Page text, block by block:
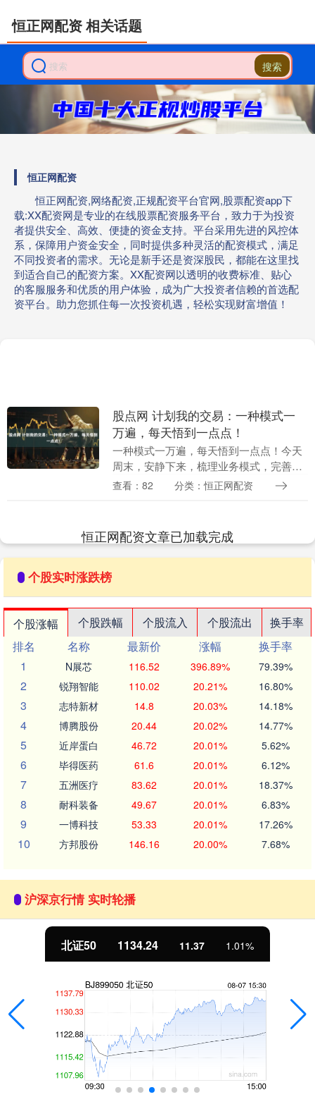
搜索
恒正网配资
恒正网配资,网络配资,正规配资平台官网,股票配资app下
载:XX配资网是专业的在线股票配资服务平台，致力于为投资
者提供安全、高效、便捷的资金支持。平台采用先进的风控体
系，保障用户资金安全，同时提供多种灵活的配资模式，满足
不同投资者的需求。无论是新手还是资深股民，都能在这里找
到适合自己的配资方案。XX配资网以透明的收费标准、贴心
的客服服务和优质的用户体验，成为广大投资者信赖的首选配
资平台。助力您抓住每一次投资机遇，轻松实现财富增值！
恒正网配资 相关话题
股点网 计划我的交易：一种模式一
万遍，每天悟到一点点！
一种模式一万遍，每天悟到一点点！今天
周末，安静下来，梳理业务模式，完善交
易体系。同时把日常交易中记下来的零
查看：82 分类：恒正网配资
恒正网配资文章已加载完成
个股实时涨跌榜
个股涨幅 个股跌幅 个股流入 个股流出
换手率
排名
名称 最新价 涨幅
换手率
1
N展芯 116.52 396.89% 79.39%
2 锐翔智能 110.02 20.21% 16.80%
3 志特新材 14.8 20.03% 14.18%
4 博腾股份 20.44 20.02% 14.77%
5 近岸蛋白 46.72 20.01% 5.62%
6 毕得医药 61.6 20.01% 6.12%
7 五洲医疗 83.62 20.01% 18.37%
8 耐科装备 49.67 20.01% 6.83%
9 一博科技 53.33 20.01% 17.26%
10 方邦股份 146.16 20.00% 7.68%
沪深京行情 实时轮播
北证50 1134.24 11.37 1.01%